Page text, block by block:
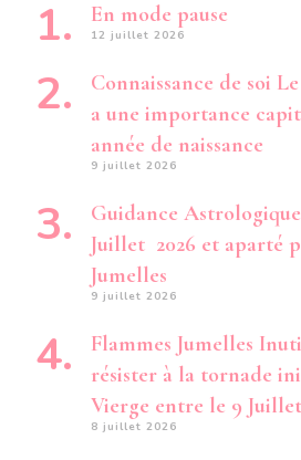
En mode pause
12 juillet 2026
Connaissance de soi
a une importance
année de naissance
9 juillet 2026
Guidance Astrologique
Juillet 2026 et aparté
Jumelles
9 juillet 2026
Flammes Jumelles
résister à la tornade
Vierge entre le 9
8 juillet 2026